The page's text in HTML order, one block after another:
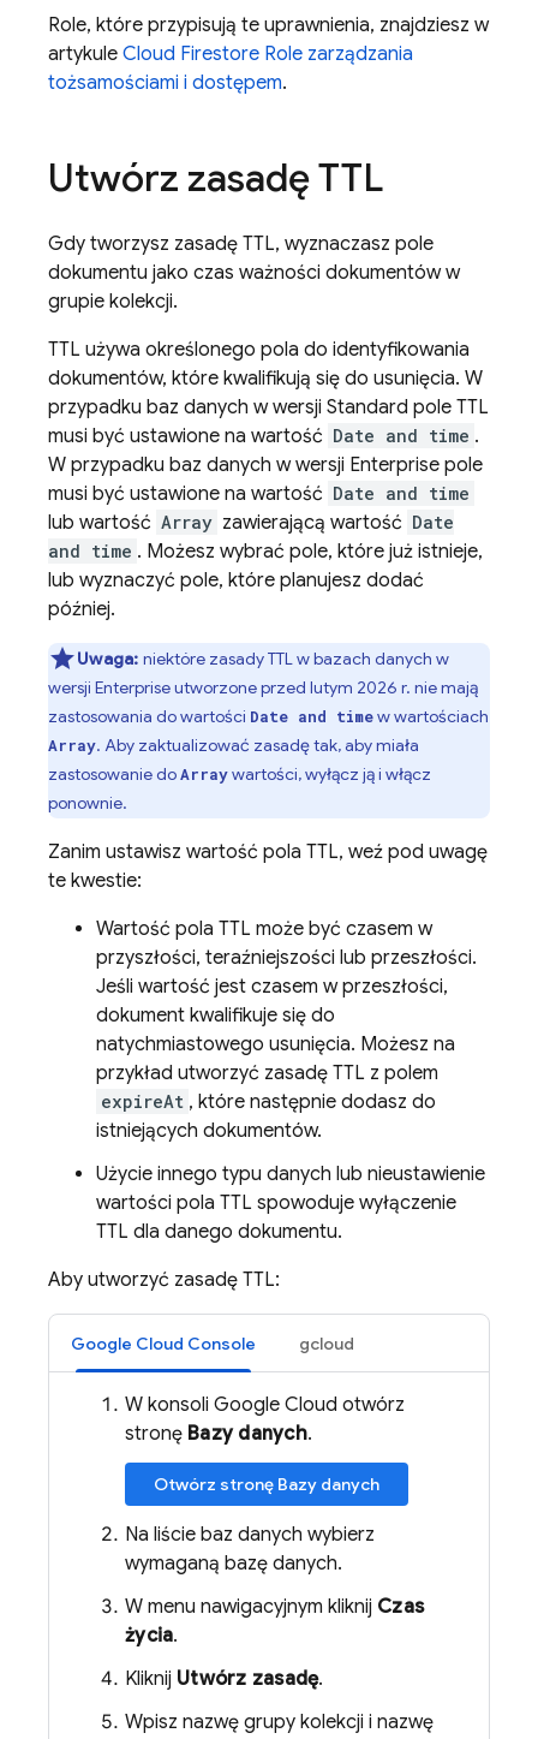
Role, które przypisują te uprawnienia, znajdziesz w
artykule Cloud Firestore Role zarządzania
tożsamościami i dostępem.
Utwórz zasadę TTL
Gdy tworzysz zasadę TTL, wyznaczasz pole
dokumentu jako czas ważności dokumentów w
grupie kolekcji.
TTL używa określonego pola do identyfikowania
dokumentów, które kwalifikują się do usunięcia. W
przypadku baz danych w wersji Standard pole TTL
musi być ustawione na wartość Date and time .
W przypadku baz danych w wersji Enterprise pole
musi być ustawione na wartość Date and time
lub wartość Array zawierającą wartość Date
and time . Możesz wybrać pole, które już istnieje,
lub wyznaczyć pole, które planujesz dodać
później.
Uwaga: niektóre zasady TTL w bazach danych w
wersji Enterprise utworzone przed lutym 2026 r. nie mają
zastosowania do wartości Date and timew wartościach
Array. Aby zaktualizować zasadę tak, aby miała
zastosowanie doArraywartości, wyłącz ją i włącz
ponownie.
Zanim ustawisz wartość pola TTL, weź pod uwagę
te kwestie:
Wartość pola TTL może być czasem w
przyszłości, teraźniejszości lub przeszłości.
Jeśli wartość jest czasem w przeszłości,
dokument kwalifikuje się do
natychmiastowego usunięcia. Możesz na
przykład utworzyć zasadę TTL z polem
expireAt , które następnie dodasz do
istniejących dokumentów.
Użycie innego typu danych lub nieustawienie
wartości pola TTL spowoduje wyłączenie
TTL dla danego dokumentu.
Aby utworzyć zasadę TTL:
Google Cloud Console gcloud
W konsoli Google Cloud otwórz
stronę Bazy danych.
Otwórz stronę Bazy danych
Na liście baz danych wybierz
wymaganą bazę danych.
W menu nawigacyjnym kliknij Czas
życia.
Kliknij Utwórz zasadę.
Wpisz nazwę grupy kolekcji i nazwę